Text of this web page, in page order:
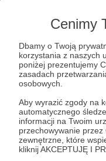
Cenimy
Dbamy o Twoją
korzystania z naszych
poniżej prezentujemy
zasadach
osobowych.
Aby wyrazić zgody na
automatycznego
informacji na Twoim
przechowywanie
zewnętrzne, które
kliknij AKCEPTUJĘ I
progu z
rozważyć
temu
progu dalej
będzie
tej
Jeśli chcesz,
jeszcze